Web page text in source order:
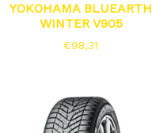
YOKOHAMA BLUEARTH
WINTER V905
€98,31